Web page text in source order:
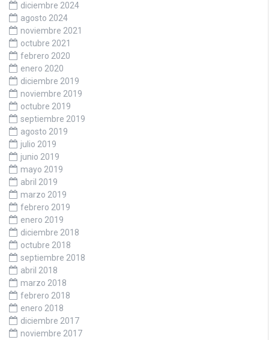
diciembre 2024
agosto 2024
noviembre 2021
octubre 2021
febrero 2020
enero 2020
diciembre 2019
noviembre 2019
octubre 2019
septiembre 2019
agosto 2019
julio 2019
junio 2019
mayo 2019
abril 2019
marzo 2019
febrero 2019
enero 2019
diciembre 2018
octubre 2018
septiembre 2018
abril 2018
marzo 2018
febrero 2018
enero 2018
diciembre 2017
noviembre 2017